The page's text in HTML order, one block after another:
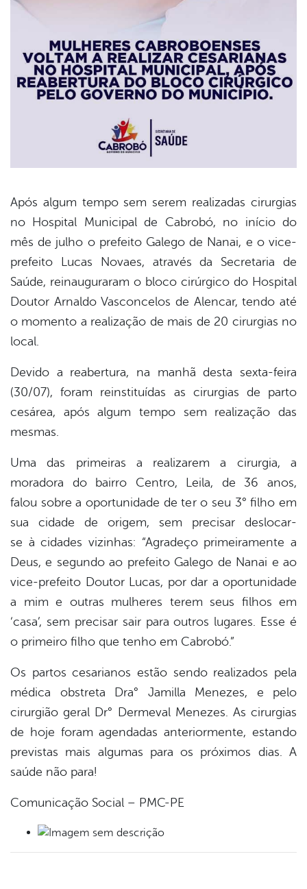
Após algum tempo sem serem realizadas cirurgias
no Hospital Municipal de Cabrobó, no início do
mês de julho o prefeito Galego de Nanai, e o vice-
prefeito Lucas Novaes, através da Secretaria de
Saúde, reinauguraram o bloco cirúrgico do Hospital
Doutor Arnaldo Vasconcelos de Alencar, tendo até
o momento a realização de mais de 20 cirurgias no
local.
Devido a reabertura, na manhã desta sexta-feira
(30/07), foram reinstituídas as cirurgias de parto
cesárea, após algum tempo sem realização das
mesmas.
Uma das primeiras a realizarem a cirurgia, a
moradora do bairro Centro, Leila, de 36 anos,
falou sobre a oportunidade de ter o seu 3° filho em
sua cidade de origem, sem precisar deslocar-
se à cidades vizinhas: “Agradeço primeiramente a
Deus, e segundo ao prefeito Galego de Nanai e ao
vice-prefeito Doutor Lucas, por dar a oportunidade
a mim e outras mulheres terem seus filhos em
‘casa’, sem precisar sair para outros lugares. Esse é
o primeiro filho que tenho em Cabrobó.”
Os partos cesarianos estão sendo realizados pela
médica obstreta Dra° Jamilla Menezes, e pelo
cirurgião geral Dr° Dermeval Menezes. As cirurgias
de hoje foram agendadas anteriormente, estando
previstas mais algumas para os próximos dias. A
saúde não para!
Comunicação Social – PMC-PE